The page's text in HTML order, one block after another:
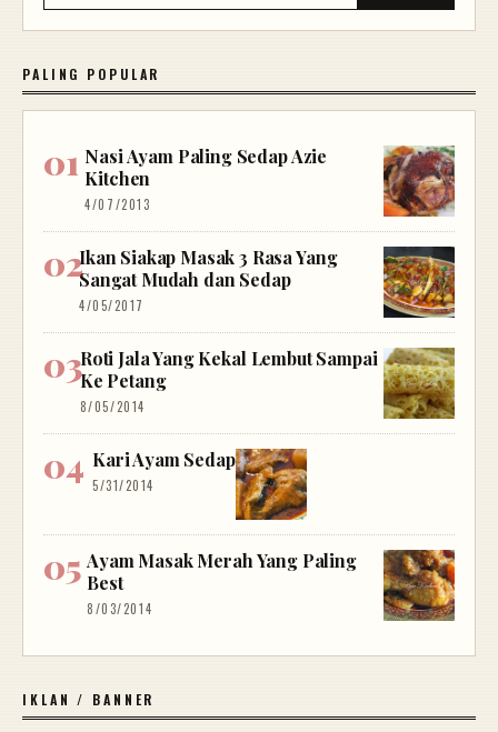
PALING POPULAR
Nasi Ayam Paling Sedap Azie
Kitchen
4/07/2013
Ikan Siakap Masak 3 Rasa Yang
Sangat Mudah dan Sedap
4/05/2017
Roti Jala Yang Kekal Lembut Sampai
Ke Petang
8/05/2014
Kari Ayam Sedap
5/31/2014
Ayam Masak Merah Yang Paling
Best
8/03/2014
IKLAN / BANNER